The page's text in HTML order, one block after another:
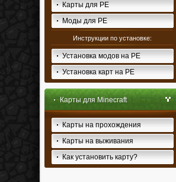
Карты для PE
Моды для PE
Инструкции по установке:
Установка модов на PE
Установка карт на PE
Карты для Minecraft
Карты на прохождения
Карты на выживания
Как установить карту?